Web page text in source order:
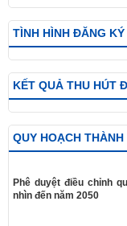
TÌNH HÌNH ĐĂNG
KẾT QUẢ THU HÚT
QUY HOẠCH
Phê duyệt điều chỉnh
nhìn đến năm 2050